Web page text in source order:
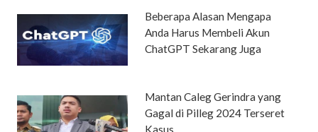
Beberapa Alasan Mengapa
Anda Harus Membeli Akun
ChatGPT Sekarang Juga
Mantan Caleg Gerindra yang
Gagal di Pilleg 2024 Terseret
Kasus